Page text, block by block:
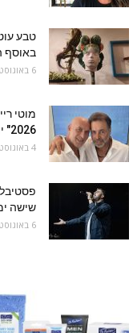
טבע
באוסף
6 באוגוסט 2026
מוטי
2026" יוצא...
4 באוגוסט 2026
שישה
6 באוגוסט 2026